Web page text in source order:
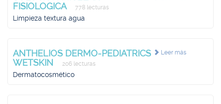
FISIOLOGICA
778 lecturas
Limpieza textura agua
Leer más
ANTHELIOS DERMO-PEDIATRICS
WETSKIN
206 lecturas
Dermatocosmético